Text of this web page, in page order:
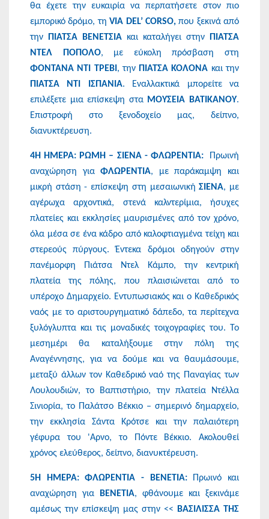
θα έχετε την ευκαιρία να περπατήσετε στον πιο
εμπορικό δρόμο, τη VIA DEL’ CORSO,που ξεκινά από
την
ΠΙΑΤΣΑ ΒΕΝΕΤΣΙΑ και καταλήγει στην ΠΙΑΤΣΑ
ΝΤΕΛ ΠΟΠΟΛΟ, με εύκολη πρόσβαση στη
ΦΟΝΤΑΝΑ ΝΤΙ ΤΡΕΒΙ , τηνΠΙΑΤΣΑ ΚΟΛΟΝΑ και την
ΠΙΑΤΣΑ ΝΤΙ ΙΣΠΑΝΙΑ. Εναλλακτικά μπορείτε να
επιλέξετε μια επίσκεψη στα ΜΟΥΣΕΙΑ ΒΑΤΙΚΑΝΟΥ.
Επιστροφή στο ξενοδοχείο μας, δείπνο,
διανυκτέρευση.
4Η ΗΜΕΡΑ: ΡΩΜΗ – ΣΙΕΝΑ - ΦΛΩΡΕΝΤΙΑ:
Πρωινή
αναχώρηση γιαΦΛΩΡΕΝΤΙΑ, με παράκαμψη και
μικρή στάση - επίσκεψη στη μεσαιωνικήΣΙΕΝΑ, με
αγέρωχα αρχοντικά, στενά καλντερίμια, ήσυχες
πλατείες και εκκλησίες μαυρισμένες από τον χρόνο,
όλα μέσα σε ένα κάδρο από καλοφτιαγμένα τείχη και
στερεούς πύργους. Έντεκα δρόμοι οδηγούν στην
πανέμορφη Πιάτσα Ντελ Κάμπο, την κεντρική
πλατεία της πόλης, που πλαισιώνεται από το
υπέροχο Δημαρχείο. Εντυπωσιακός και ο Καθεδρικός
ναός με το αριστουργηματικό δάπεδο, τα περίτεχνα
ξυλόγλυπτα και τις μοναδικές τοιχογραφίες του. Το
μεσημέρι θα καταλήξουμε στην πόλη της
Αναγέννησης, για να δούμε και να θαυμάσουμε,
μεταξύ άλλων τον Καθεδρικό ναό της Παναγίας των
Λουλουδιών, το Βαπτιστήριο, την πλατεία Ντέλλα
Σινιορία, το Παλάτσο Βέκκιο – σημερινό δημαρχείο,
την εκκλησία Σάντα Κρότσε και την παλαιότερη
γέφυρα του 'Αρνο, το Πόντε Βέκκιο. Ακολουθεί
χρόνος ελεύθερος, δείπνο, διανυκτέρευση.
5Η ΗΜΕΡΑ: ΦΛΩΡΕΝΤΙΑ - ΒΕΝΕΤΙΑ:Πρωινό και
αναχώρηση για
ΒΕΝΕΤΙΑ, φθάνουμε και ξεκινάμε
αμέσως την επίσκεψη μας στην <<
ΒΑΣΙΛΙΣΣΑ ΤΗΣ